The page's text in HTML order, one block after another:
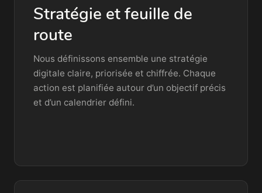
Stratégie et feuille de
route
Nous définissons ensemble une stratégie
digitale claire, priorisée et chiffrée. Chaque
action est planifiée autour d’un objectif précis
et d’un calendrier défini.